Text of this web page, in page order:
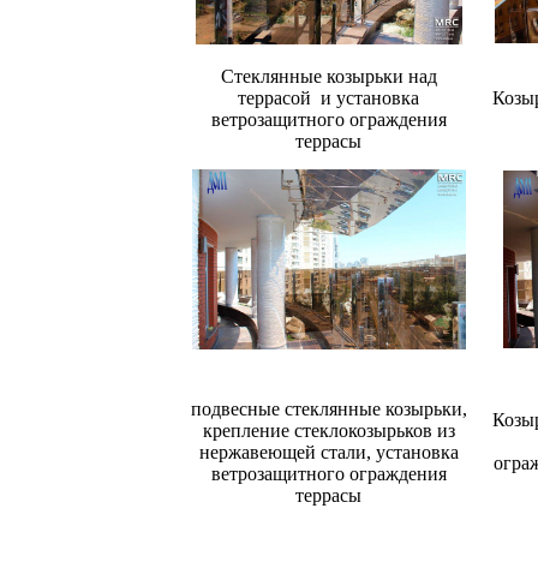
Стеклянные козырьки над
террасой и установка
ветрозащитного ограждения
террасы
подвесные стеклянные козырьки,
крепление стеклокозырьков из
нержавеющей стали, установка
ветрозащитного ограждения
террасы